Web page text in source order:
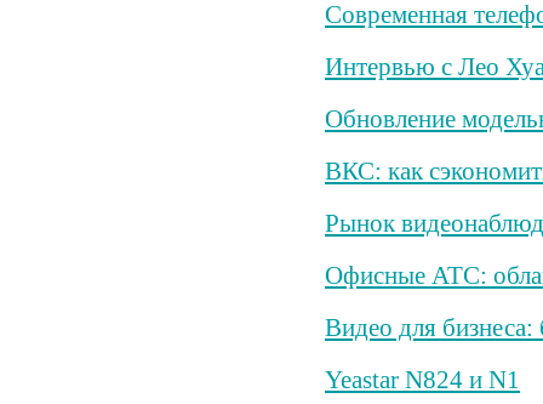
Современная
Интервью с Лео
Обновление
ВКС: как
Рынок
Офисные АТС:
Видео для бизнеса:
Yeastar N824 и N1